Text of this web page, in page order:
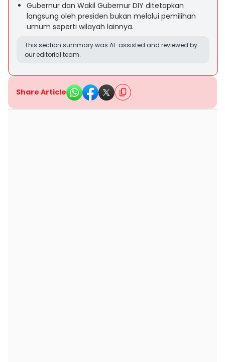
Gubernur dan Wakil Gubernur DIY ditetapkan
langsung oleh presiden bukan melalui pemilihan
umum seperti wilayah lainnya.
This section summary was AI-assisted and reviewed by
our editorial team.
Share Article